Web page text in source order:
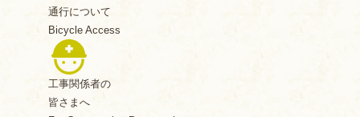
通行について
Bicycle Access
工事関係者の
皆さまへ